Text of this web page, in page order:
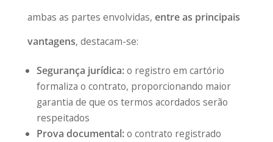
ambas as partes envolvidas, entre as principais
vantagens, destacam-se:
Segurança jurídica:o registro em cartório
formaliza o contrato, proporcionando maior
garantia de que os termos acordados serão
respeitados
Prova documental:o contrato registrado